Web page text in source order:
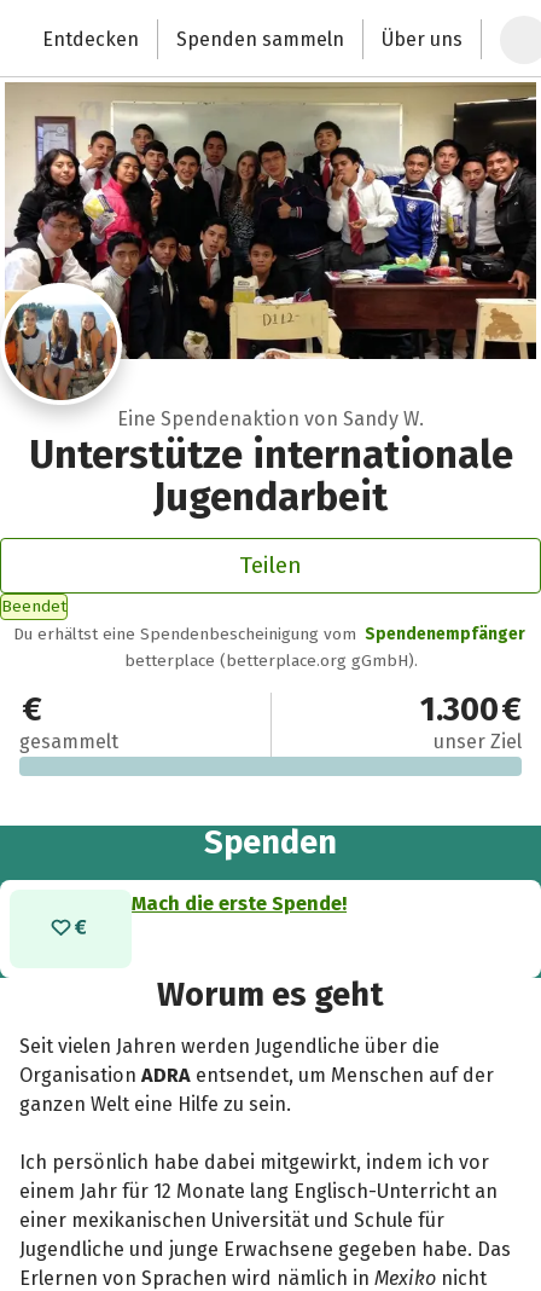
Deutschlands größte Spendenplattform
Entdecken Spenden sammeln Über uns
Eine Spendenaktion von Sandy W.
Unterstütze internationale
Jugendarbeit
Teilen
Beendet
Du erhältst eine Spendenbescheinigung vom Spendenempfänger
betterplace (betterplace.org gGmbH).
0 €
gesammelt
1.300 €
unser Ziel
Spenden
Mach die erste Spende!
Worum es geht
Seit vielen Jahren werden Jugendliche über die
OrganisationADRA entsendet, um Menschen auf der
ganzen Welt eine Hilfe zu sein.
Ich persönlich habe dabei mitgewirkt, indem ich vor
einem Jahr für 12 Monate lang Englisch-Unterricht an
einer mexikanischen Universität und Schule für
Jugendliche und junge Erwachsene gegeben habe. Das
Erlernen von Sprachen wird nämlich inMexiko nicht